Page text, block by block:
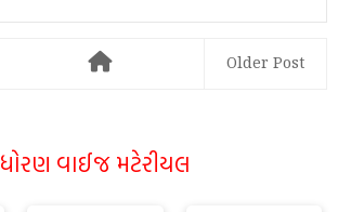
Older Post
ધોરણ વાઈજ મટેરીયલ